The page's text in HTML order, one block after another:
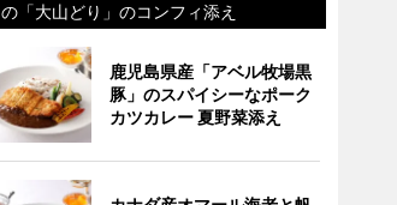
の「大山どり」のコンフィ添え
鹿児島県産「アベル牧場黒
豚」のスパイシーなポーク
カツカレー 夏野菜添え